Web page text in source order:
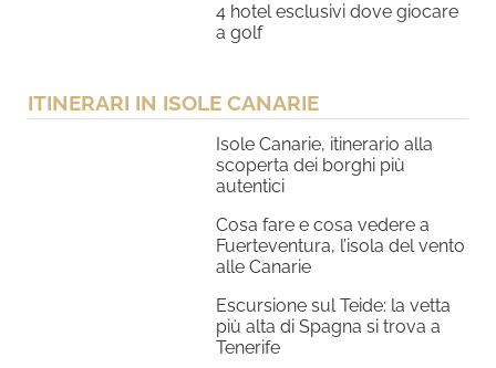
4 hotel esclusivi dove giocare
a golf
ITINERARI IN ISOLE CANARIE
Isole Canarie, itinerario alla
scoperta dei borghi più
autentici
Cosa fare e cosa vedere a
Fuerteventura, l’isola del vento
alle Canarie
Escursione sul Teide: la vetta
più alta di Spagna si trova a
Tenerife